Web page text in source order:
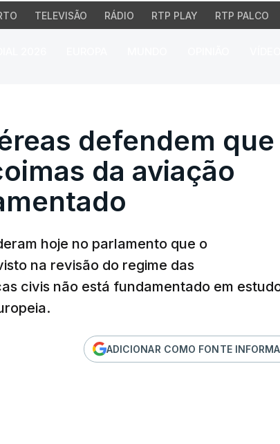
TELEVISÃO RÁDIO RTP PLAY RTP PALCO
defendem que
defendem que
da aviação
hoje no parlamento que o
na revisão do regime das
civis não está fundamentado em
ADICIONAR COMO FONTE